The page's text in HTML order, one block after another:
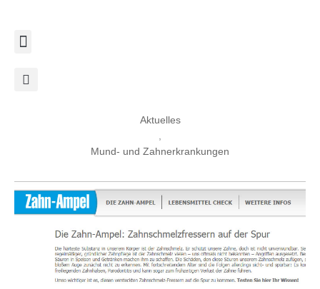
springen
Aktuelles
,
Mund- und Zahnerkrankungen